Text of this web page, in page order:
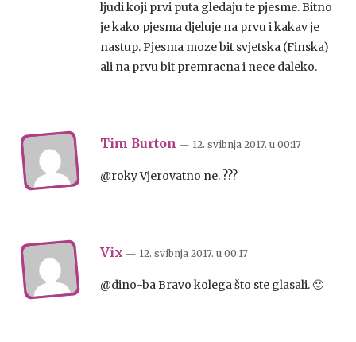
ljudi koji prvi puta gledaju te pjesme. Bitno
je kako pjesma djeluje na prvu i kakav je
nastup. Pjesma moze bit svjetska (Finska)
ali na prvu bit premracna i nece daleko.
Tim Burton — 12. svibnja 2017. u 00:17
@roky Vjerovatno ne. ???
Vix — 12. svibnja 2017. u 00:17
@dino-ba Bravo kolega što ste glasali. 🙂